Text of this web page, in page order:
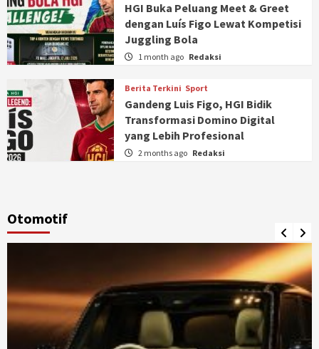
HGI Buka Peluang Meet & Greet
dengan Luís Figo Lewat Kompetisi
Juggling Bola
1 month ago Redaksi
Berita Terkini Sport
Gandeng Luis Figo, HGI Bidik
Transformasi Domino Digital
yang Lebih Profesional
2 months ago Redaksi
Otomotif